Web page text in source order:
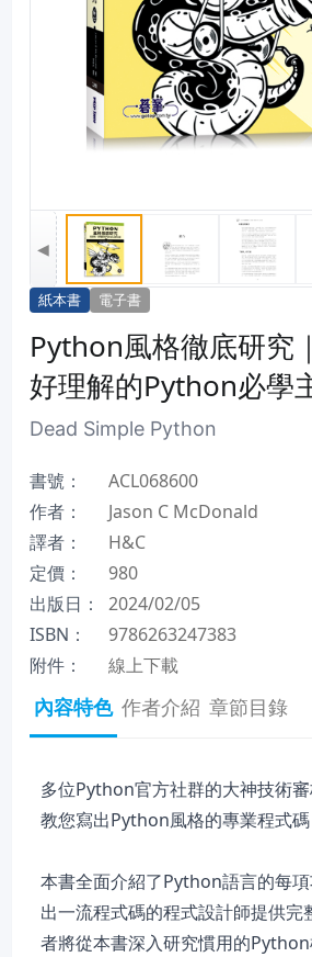
◀
紙本書 電子書
Python風格徹底研究
好理解的Python必學
Dead Simple Python
書號：
ACL068600
作者：
Jason C McDonald
譯者：
H&C
定價：
980
出版日：
2024/02/05
ISBN：
9786263247383
附件：
線上下載
內容特色 作者介紹 章節目錄
多位Python官方社群的大神技術
教您寫出Python風格的專業程式碼
本書全面介紹了Python語言的每
出一流程式碼的程式設計師提供完
者將從本書深入研究慣用的